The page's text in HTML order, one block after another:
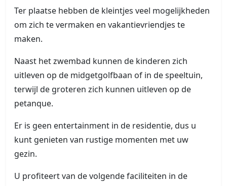
Ter plaatse hebben de kleintjes veel mogelijkheden
om zich te vermaken en vakantievriendjes te
maken.
Naast het zwembad kunnen de kinderen zich
uitleven op de midgetgolfbaan of in de speeltuin,
terwijl de groteren zich kunnen uitleven op de
petanque.
Er is geen entertainment in de residentie, dus u
kunt genieten van rustige momenten met uw
gezin.
U profiteert van de volgende faciliteiten in de